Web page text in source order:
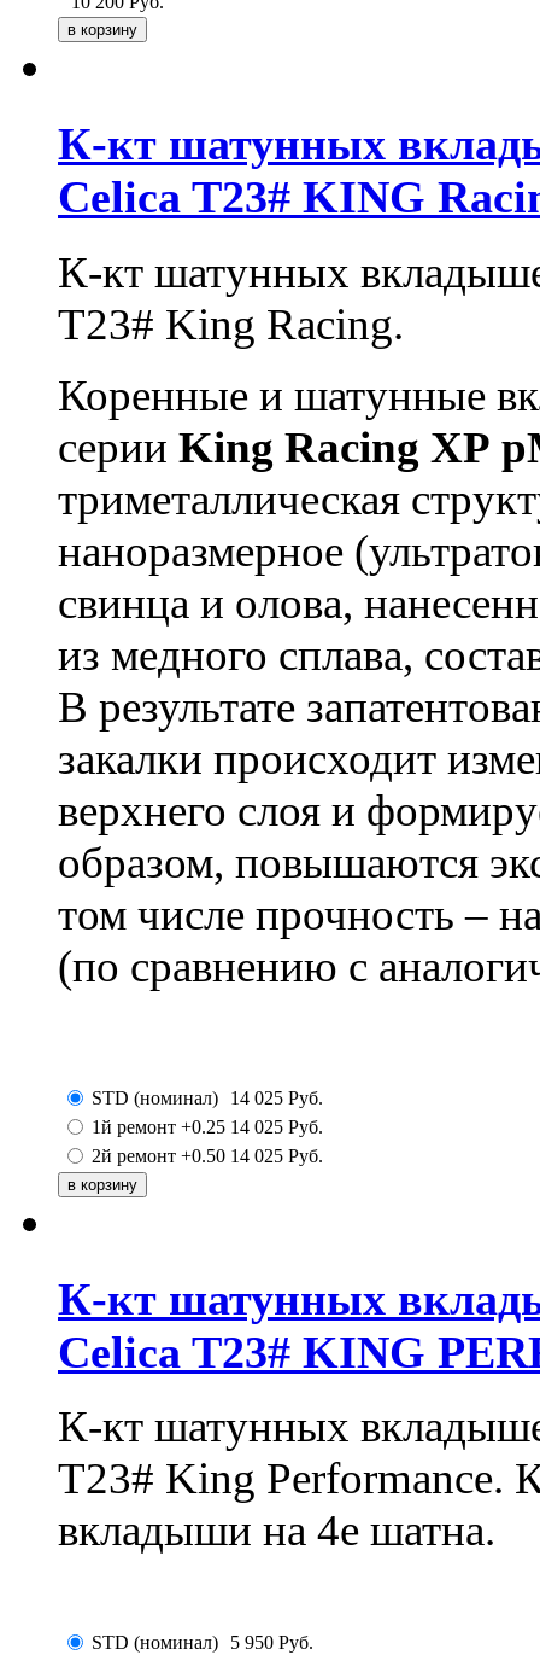
К-кт шатунных
Celica T23# KING
К-кт шатунных
T23# King Racing.
Коренные и шатунные
серии King Racing XP
триметаллическая
наноразмерное
свинца и олова,
из медного сплава,
В результате
закалки происходит
верхнего слоя и
образом, повышаются
том числе прочность –
(по сравнению с
STD (номинал) 14 025 Руб.
1й ремонт +0.25 14 025 Руб.
2й ремонт +0.50 14 025 Руб.
К-кт шатунных
Celica T23# KING
К-кт шатунных
T23# King Performance.
вкладыши на 4е шатна.
STD (номинал) 5 950 Руб.